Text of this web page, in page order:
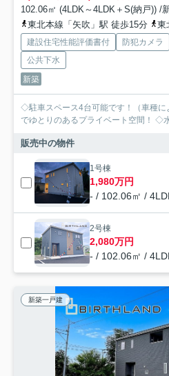
102.06㎡ (4LDK～4LDK＋S(納戸)) /
東北本線「矢吹」駅 徒歩15分
東
建設住宅性能評価書付 防犯カメラ
公共下水
新築
◇駐車スペース4台可能です！（車種
でゆとりのあるプライベート空間！ ◇
販売中の物件
1号棟
1,980万円
- / 102.06㎡ /
2号棟
2,080万円
- / 102.06㎡ /
新築一戸建